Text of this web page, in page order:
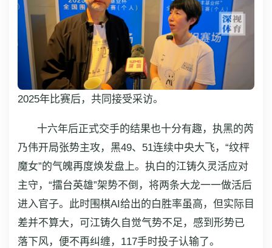
2025年比赛后，共同接受采访。
十六年后正式交手的结果也十分有趣，执黑的芮
乃伟开局张势主攻，黑49、51连续中央大飞，“纹枰
魔女”的气魄再度焕发盘上。执白的江铸久灵活应对
主守，“擂台英雄”架势不倒，将两条大龙一一做活后
进入官子。此时围棋AI给出的白胜率虽高，但实际目
差并不算大，可江铸久自觉气势不足，感到形势已
落下风，便不再纠缠，117手时投子认输了。